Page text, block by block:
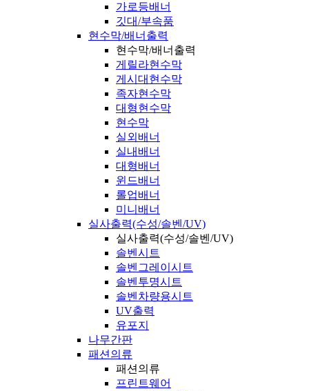
가로등배너
깃대/부속품
현수막/배너출력
현수막/배너출력
게릴라현수막
게시대현수막
족자현수막
대형현수막
현수막
실외배너
실내배너
대형배너
윈드배너
롤업배너
미니배너
실사출력(수성/솔벤/UV)
실사출력(수성/솔벤/UV)
솔벤시트
솔벤그레이시트
솔벤투명시트
솔벤차량용시트
UV출력
유포지
나무간판
패션의류
패션의류
프린트웨어